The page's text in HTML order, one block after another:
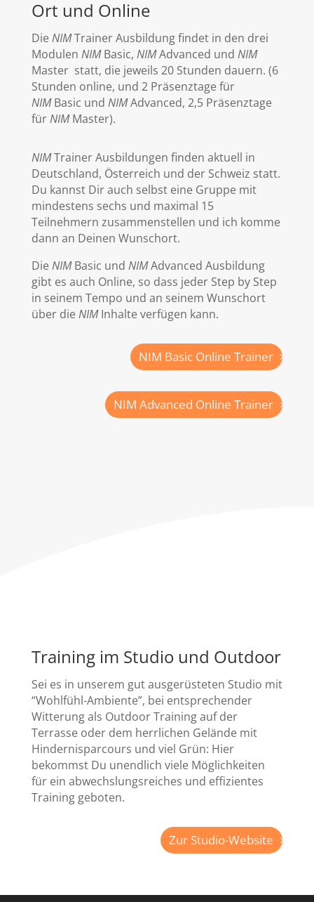
Ort und Online
Die NIMTrainer Ausbildung findet in den drei
Modulen NIMBasic, NIMAdvanced und NIM
Master statt, die jeweils 20 Stunden dauern. (6
Stunden online, und 2 Präsenztage für
NIMBasic und NIMAdvanced, 2,5 Präsenztage
fürNIMMaster).
NIMTrainer Ausbildungen finden aktuell in
Deutschland, Österreich und der Schweiz statt.
Du kannst Dir auch selbst eine Gruppe mit
mindestens sechs und maximal 15
Teilnehmern zusammenstellen und ich komme
dann an Deinen Wunschort.
Die NIMBasic und NIMAdvanced Ausbildung
gibt es auch Online, so dass jeder Step by Step
in seinem Tempo und an seinem Wunschort
über die NIMInhalte verfügen kann.
NIM Basic Online Trainer
NIM Advanced Online Trainer
Training im Studio und Outdoor
Sei es in unserem gut ausgerüsteten Studio mit
“Wohlfühl-Ambiente”, bei entsprechender
Witterung als Outdoor Training auf der
Terrasse oder dem herrlichen Gelände mit
Hindernisparcours und viel Grün: Hier
bekommst Du unendlich viele Möglichkeiten
für ein abwechslungsreiches und effizientes
Training geboten.
Zur Studio-Website